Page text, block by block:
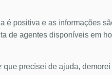
é positiva e as informações
de agentes disponíveis em
que precisei de ajuda,